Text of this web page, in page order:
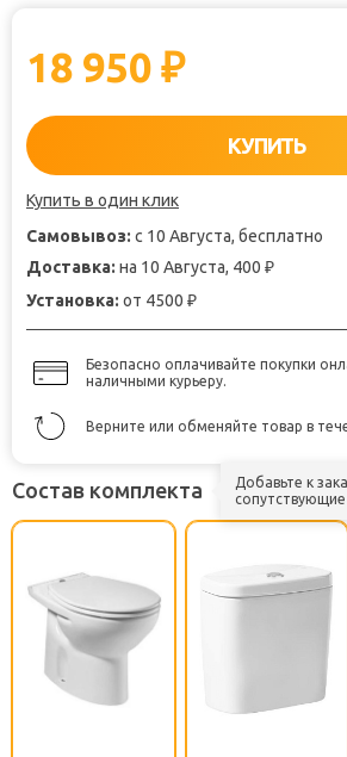
18 950 ₽
КУПИТЬ
Купить в один клик
Самовывоз: с 10 Августа, бесплатно
Доставка: на 10 Августа, 400 ₽
Установка: от 4500 ₽
Безопасно оплачивайте покупки
наличными курьеру.
Верните или обменяйте товар в
Состав комплекта
Добавьте к